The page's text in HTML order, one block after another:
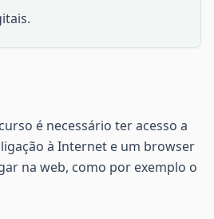
é necessário ter acesso a
à Internet e um browser
na web, como por exemplo o